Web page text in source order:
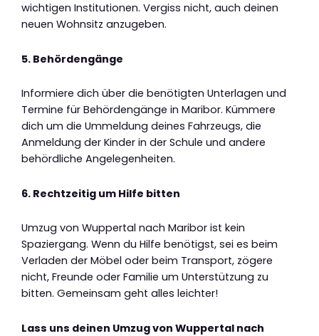
wichtigen Institutionen. Vergiss nicht, auch deinen
neuen Wohnsitz anzugeben.
5. Behördengänge
Informiere dich über die benötigten Unterlagen und
Termine für Behördengänge in Maribor. Kümmere
dich um die Ummeldung deines Fahrzeugs, die
Anmeldung der Kinder in der Schule und andere
behördliche Angelegenheiten.
6. Rechtzeitig um Hilfe bitten
Umzug von Wuppertal nach Maribor ist kein
Spaziergang. Wenn du Hilfe benötigst, sei es beim
Verladen der Möbel oder beim Transport, zögere
nicht, Freunde oder Familie um Unterstützung zu
bitten. Gemeinsam geht alles leichter!
Lass uns deinen Umzug von Wuppertal nach